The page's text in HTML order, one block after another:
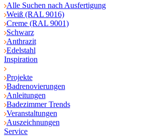
Alle Suchen nach Ausfertigung
Weiß (RAL 9016)
Creme (RAL 9001)
Schwarz
Anthrazit
Edelstahl
Inspiration
Projekte
Badrenovierungen
Anleitungen
Badezimmer Trends
Veranstaltungen
Auszeichnungen
Service